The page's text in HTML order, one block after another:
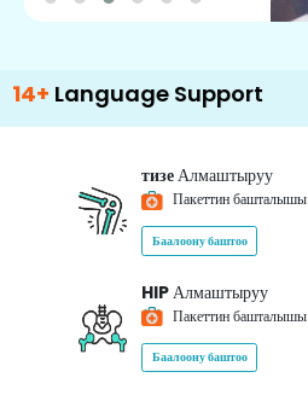
Support 500+
тизеАлмаштыруу
Пакеттин башталышы
Баалоону баштоо
HIPАлмаштыруу
Пакеттин башталышы
Баалоону баштоо